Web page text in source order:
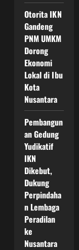
Otorita IKN
Gandeng
PNM UMKM
Dorong
Ekonomi
Lokal di Ibu
Kota
Nusantara
Pembangun
an Gedung
Yudikatif
IKN
Dikebut,
Dukung
Perpindaha
n Lembaga
Peradilan
ke
Nusantara